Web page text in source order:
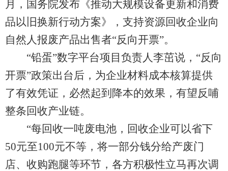
月，国务院发布《推动大规模设备更新和消费
品以旧换新行动方案》，支持资源回收企业向
自然人报废产品出售者“反向开票”。
“铅蛋”数字平台项目负责人李茁说，“反向
开票”政策出台后，为企业材料成本核算提供
了有效凭证，必然起到降本的效果，有望反哺
整条回收产业链。
“每回收一吨废电池，回收企业可以省下
50元至100元不等，将一部分钱分给产废门
店、收购跑腿等环节，各方积极性立马再次调